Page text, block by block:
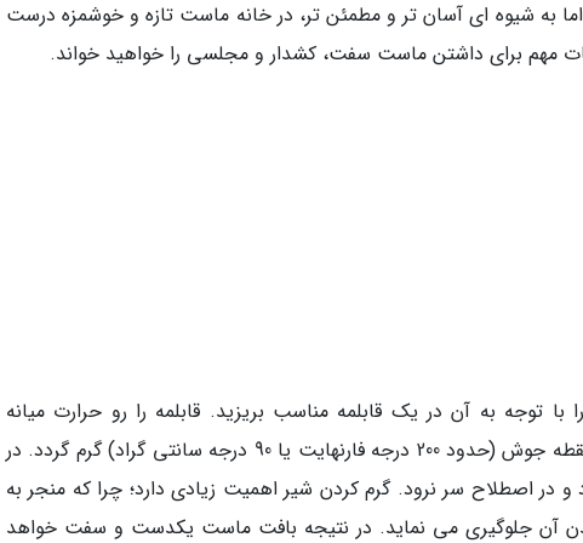
به شیوه ای آسان تر و مطمئن تر، در خانه ماست تازه و خوشمزه درست
مهم برای داشتن ماست سفت، کشدار و مجلسی را خواهید خواند.
توجه به آن در یک قابلمه مناسب بریزید. قابلمه را رو حرارت میانه
بگذارید. شکیبا باشید تا شیر به آرامی تا نزدیکی نقطه جوش (حدود 200 درجه فارنهایت یا 90 درجه سانتی گراد) گرم گردد. در
و در اصطلاح سر نرود. گرم کردن شیر اهمیت زیادی دارد؛ چرا که منجر به
آن جلوگیری می نماید. در نتیجه بافت ماست یکدست و سفت خواهد